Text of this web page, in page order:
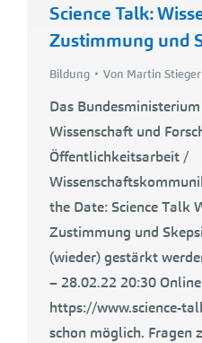
Science Talk:
Zustimmung und
Bildung Von Martin Stieger
Das
Wissenschaft und
Öffentlichkeitsarbeit /
the Date: Science Talk
Zustimmung und
(wieder) gestärkt
– 28.02.22 20:30
https://www.science-
schon möglich. Fragen